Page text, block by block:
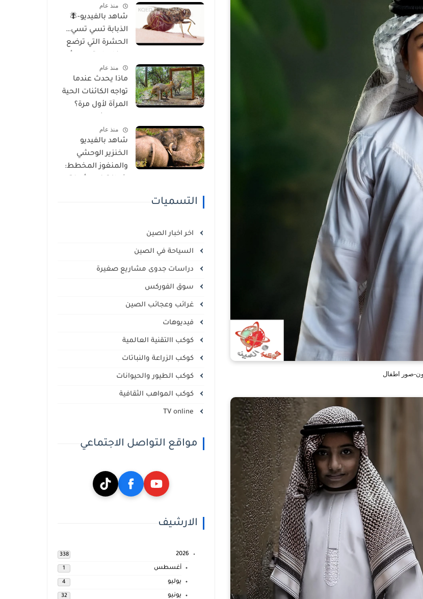
صور اطفال
منذ عام
شاهد بالفيديو-🪰
الذبابة تسي تسي…
الحشرة التي ترضع
أخطر الأمراض في
إفريقيا!
منذ عام
ماذا يحدث عندما
تواجه الكائنات الحية
المرآة لأول مرة؟
للسلوك والوعي
الذاتي
منذ عام
شاهد بالفيديو
الخنزير الوحشي
والمنغوز المخطط:
التسميات
اخر اخبار الصين
السياحة في الصين
دراسات جدوى مشاريع صغيرة
سوق الفوركس
غرائب وعجائب الصين
فيديوهات
كوكب االتقنية العالمية
كوكب الزراعة والنباتات
كوكب الطيور والحيوانات
كوكب المواهب الثقافية
مواقع التواصل الاجتماعي
الارشيف
2026
338
أغسطس 1
يوليو 4
يونيو 32